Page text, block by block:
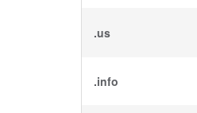
.us
.info